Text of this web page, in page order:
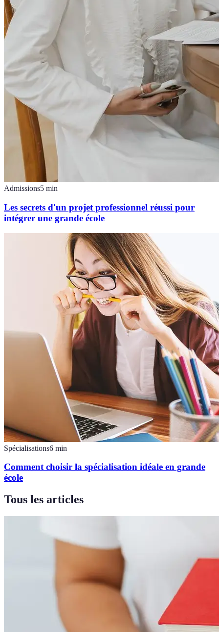
Admissions5 min
Les secrets d'un projet professionnel réussi pour
intégrer une grande école
Spécialisations6 min
Comment choisir la spécialisation idéale en grande
école
Tous les articles